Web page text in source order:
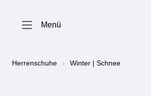
Menü
Herrenschuhe Winter | Schnee